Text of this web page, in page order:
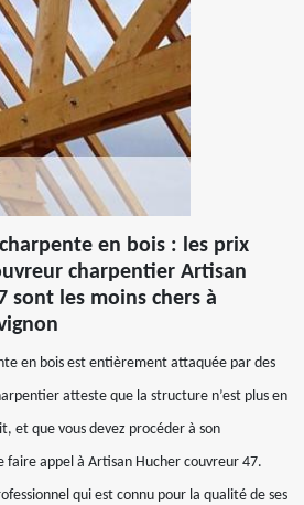
en bois : les prix
charpentier Artisan
sont les moins chers à
en bois est entièrement attaquée par des
atteste que la structure n’est plus en
et que vous devez procéder à son
faire appel à Artisan Hucher couvreur 47.
qui est connu pour la qualité de ses